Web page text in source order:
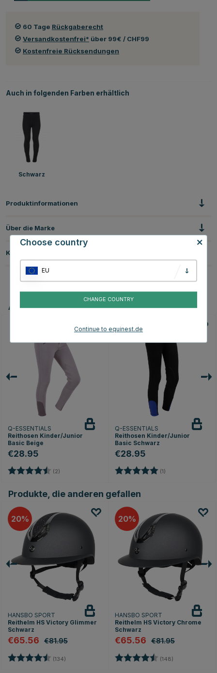
60 Tage Rückgaberecht
Versandkostenfrei* über 99€ / CHF99
Kostenfreie Rücksendungen
Auch in folgenden Farben erhältlich
Schwarz
Produktinformationen
Über die Marke
Kundenbewertungen
Andere Produkte, die Ihnen gefallen könnten
Q-ESSENTIALS
Reithosen Kinder/Junior
Basic Beige
€28.95
Bewertung: (2)
Q-ESSENTIALS
Reithosen Kinder/Junior
Basic Schwarz
€28.95
Bewertung: (1)
Produkte, die anderen gefallen
20
HANSBO SPORT
Reithelm HS Victory Glimmer
Schwarz
€65.56 €81.95
Bewertung: (134) 4.6 von 5 Sternen
20
HANSBO SPORT
Reithelm HS Victory Chrome
Schwarz
€65.56 €81.95
Bewertung: (148)
Choose country
EU
CHANGE COUNTRY
Continue to equinest.de